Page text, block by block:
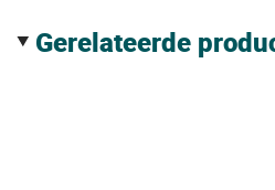
gerelateerde